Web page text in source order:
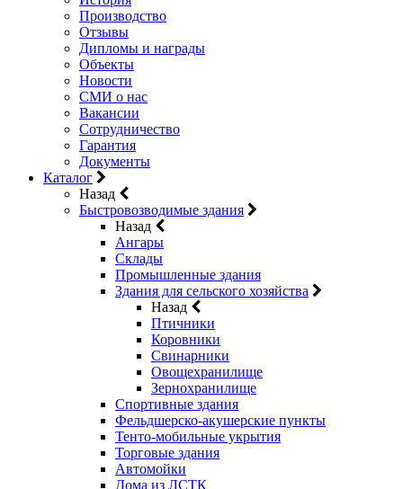
Производство
Отзывы
Дипломы и награды
Объекты
Новости
СМИ о нас
Вакансии
Сотрудничество
Гарантия
Документы
Каталог
Назад
Быстровозводимые здания
Назад
Ангары
Склады
Промышленные здания
Здания для сельского хозяйства
Назад
Птичники
Коровники
Свинарники
Овощехранилище
Зернохранилище
Спортивные здания
Фельдшерско-акушерские пункты
Тенто-мобильные укрытия
Торговые здания
Автомойки
Дома из ЛСТК